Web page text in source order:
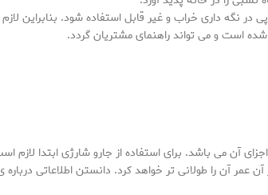
داری خراب و غیر قابل استفاده شود. بنابراین لازم
است و می تواند راهنمای مشتریان گردد.
آن می باشد. برای استفاده از جارو شارژی ابتدا لازم
آن عمر آن را طولانی تر خواهد کرد. دانستن اطلاعاتی